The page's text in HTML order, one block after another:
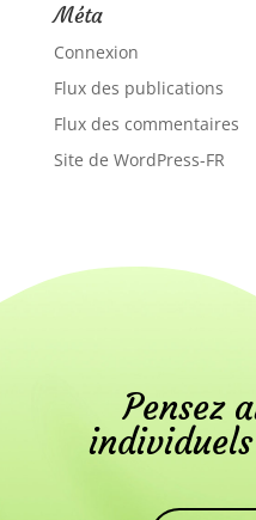
Méta
Connexion
Flux des publications
Flux des commentaires
Site de WordPress-FR
Pensez